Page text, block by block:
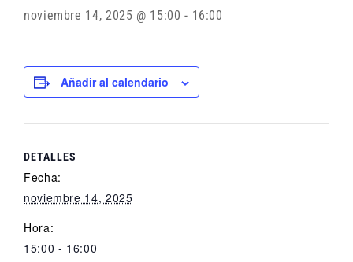
noviembre 14, 2025 @ 15:00 - 16:00
Añadir al calendario
DETALLES
Fecha:
noviembre 14, 2025
Hora:
15:00 - 16:00